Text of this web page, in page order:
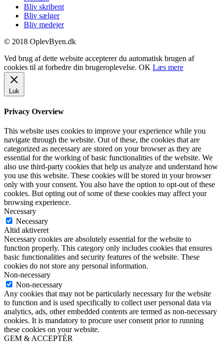
Bliv skribent
Bliv sælger
Bliv medejer
© 2018 OplevByen.dk
Ved brug af dette website accepterer du automatisk brugen af
cookies til at forbedre din brugeroplevelse. OK Læs mere
Luk
Privacy Overview
This website uses cookies to improve your experience while you
navigate through the website. Out of these, the cookies that are
categorized as necessary are stored on your browser as they are
essential for the working of basic functionalities of the website. We
also use third-party cookies that help us analyze and understand how
you use this website. These cookies will be stored in your browser
only with your consent. You also have the option to opt-out of these
cookies. But opting out of some of these cookies may affect your
browsing experience.
Necessary
Necessary
Altid aktiveret
Necessary cookies are absolutely essential for the website to
function properly. This category only includes cookies that ensures
basic functionalities and security features of the website. These
cookies do not store any personal information.
Non-necessary
Non-necessary
Any cookies that may not be particularly necessary for the website
to function and is used specifically to collect user personal data via
analytics, ads, other embedded contents are termed as non-necessary
cookies. It is mandatory to procure user consent prior to running
these cookies on your website.
GEM & ACCEPTÈR